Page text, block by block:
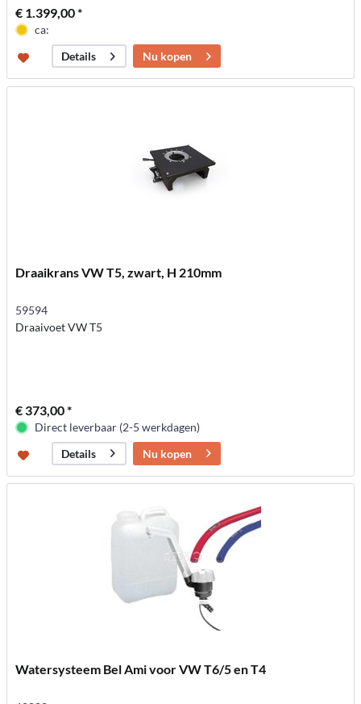
€ 1.399,00 *
ca:
Details
Nu kopen
Draaikrans VW T5, zwart, H 210mm
59594
Draaivoet VW T5
€ 373,00 *
Direct leverbaar (2-5 werkdagen)
Details
Nu kopen
Watersysteem Bel Ami voor VW T6/5 en T4